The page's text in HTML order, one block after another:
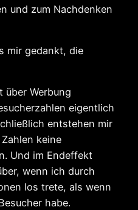
und zum Nachdenken
mir gedankt, die
über Werbung
eigentlich
entstehen mir
keine
Und im Endeffekt
wenn ich durch
los trete, als wenn
habe.